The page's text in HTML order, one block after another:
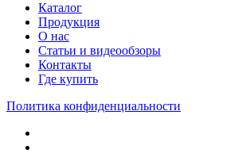
Каталог
Продукция
О нас
Статьи и видеообзоры
Контакты
Где купить
Политика конфиденциальности